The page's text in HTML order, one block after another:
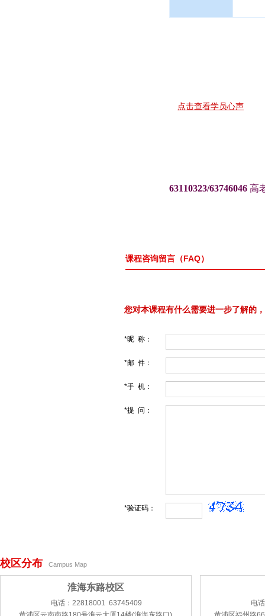
点击查看学员心声
63110323/63746046 高
课程咨询留言（FAQ）
您对本课程有什么需要进一步了解的
*昵 称：
*邮 件：
*手 机：
*提 问：
*验证码：
校区分布 Campus Map
淮海东路校区
电话：22818001 63745409
电